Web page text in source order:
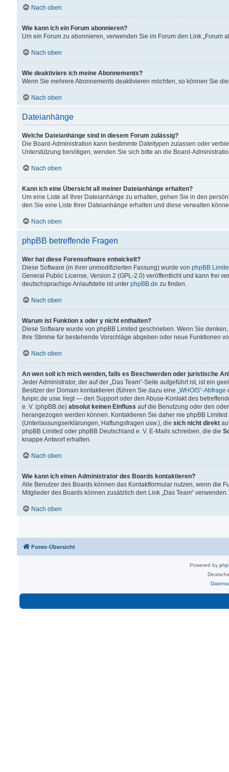
Nach oben
Wie kann ich ein Forum abonnieren?
Um ein Forum zu abonnieren, verwenden Sie im Forum den Link „Forum
Nach oben
Wie deaktiviere ich meine Abonnements?
Wenn Sie mehrere Abonnements deaktivieren möchten, so können Sie
Nach oben
Dateianhänge
Welche Dateianhänge sind in diesem Forum zulässig?
Die Board-Administration kann bestimmte Dateitypen zulassen oder
Unterstützung benötigen, wenden Sie sich bitte an die Board-
Nach oben
Kann ich eine Übersicht all meiner Dateianhänge erhalten?
Um eine Liste all Ihrer Dateianhänge zu erhalten, gehen Sie in den
den Sie eine Liste Ihrer Dateianhänge erhalten und diese verwalten
Nach oben
phpBB betreffende Fragen
Wer hat diese Forensoftware entwickelt?
Diese Software (in ihrer unmodifizierten Fassung) wurde von phpBB
General Public License, Version 2 (GPL-2.0) veröffentlicht und kann frei
deutschsprachige Anlaufstelle ist unter phpBB.de zu finden.
Nach oben
Warum ist Funktion x oder y nicht enthalten?
Diese Software wurde von phpBB Limited geschrieben. Wenn Sie
Ihre Stimme für bestehende Vorschläge abgeben oder neue Funktionen
Nach oben
An wen soll ich mich wenden, falls es Beschwerden oder juristische
Jeder Administrator, der auf der „Das Team“-Seite aufgeführt ist, ist ein
Besitzer der Domain kontaktieren (führen Sie dazu eine „WHOIS“-Abfrage
funpic.de usw. liegt — den Support oder den Abuse-Kontakt des
e. V. (phpBB.de) absolut keinen Einfluss auf die Benutzung oder den
herangezogen werden können. Kontaktieren Sie daher nie phpBB
(Unterlassungserklärungen, Haftungsfragen usw.), die sich nicht direkt
phpBB Limited oder phpBB Deutschland e. V. E-Mails schreiben, die die
knappe Antwort erhalten.
Nach oben
Wie kann ich einen Administrator des Boards kontaktieren?
Alle Benutzer des Boards können das Kontaktformular nutzen, wenn die
Mitglieder des Boards können zusätzlich den Link „Das Team“ verwenden.
Nach oben
Foren-Übersicht
Powered by